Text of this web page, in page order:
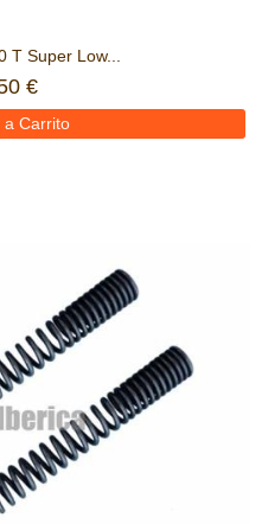
T Super Low...
€
a Carrito